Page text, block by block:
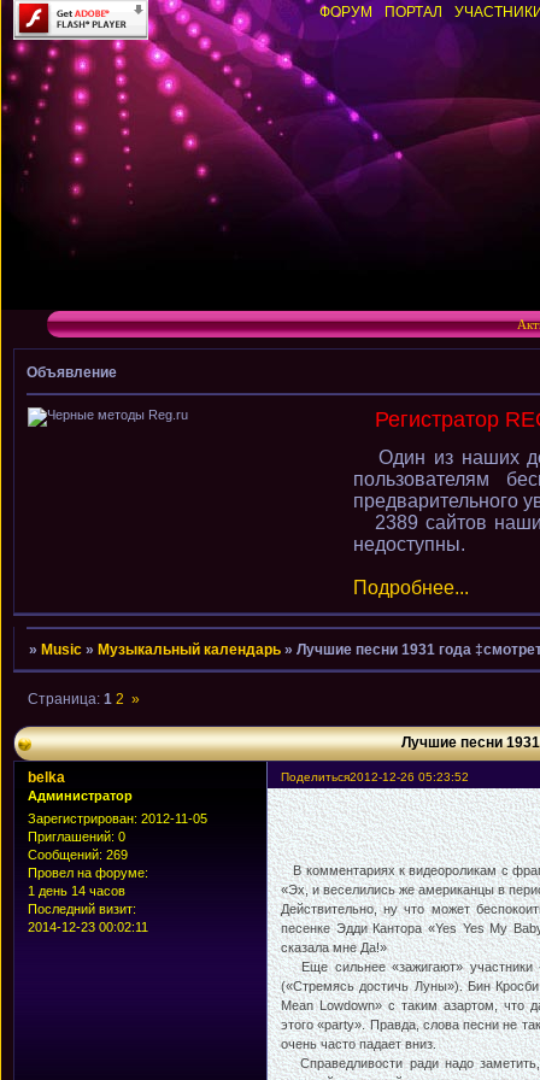
ФОРУМ ПОРТАЛ
Объявление
Регистратор
Один из наших
пользователям
предварительного
2389 сайтов
недоступны.
Подробнее...
»Music »Музыкальный календарь »Лучшие песни 1931 года
Лучшие песни
Страница:1 2 »
Поделиться2012-12-26 05:23:52
belka
Администратор
Зарегистрирован: 2012-11-05
Приглашений: 0
Сообщений: 269
Провел на форуме:
1 день 14 часов
Последний визит:
2014-12-23 00:02:11
В комментариях к видеороликам с
«Эх, и веселились же американцы в
Действительно, ну что может
песенке Эдди Кантора «Yes Yes My
сказала мне Да!»
Еще сильнее «зажигают» участники
(«Стремясь достичь Луны»). Бин
Mean Lowdown» с таким азартом, что
этого «party». Правда, слова песни не
очень часто падает вниз.
Справедливости ради надо